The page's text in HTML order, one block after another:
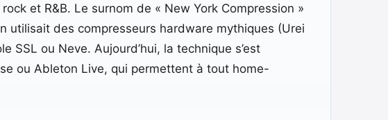
et R&B. Le surnom de « New York Compression »
utilisait des compresseurs hardware mythiques (Urei
SSL ou Neve. Aujourd’hui, la technique s’est
ou Ableton Live, qui permettent à tout home-